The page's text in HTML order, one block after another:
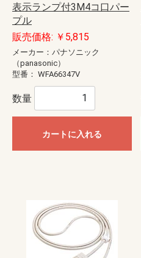
表示ランプ付3M4コ口パー
プル
販売価格: ￥5,815
メーカー：パナソニック
（panasonic）
型番： WFA66347V
数量
カートに入れる